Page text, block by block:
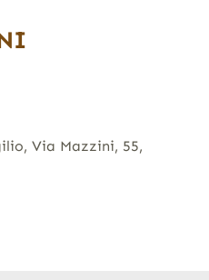
Via Mazzini, 55,